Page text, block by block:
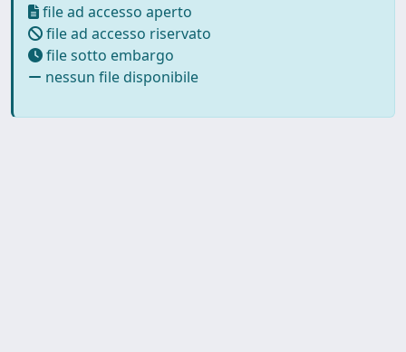
file ad accesso aperto
file ad accesso riservato
file sotto embargo
nessun file disponibile